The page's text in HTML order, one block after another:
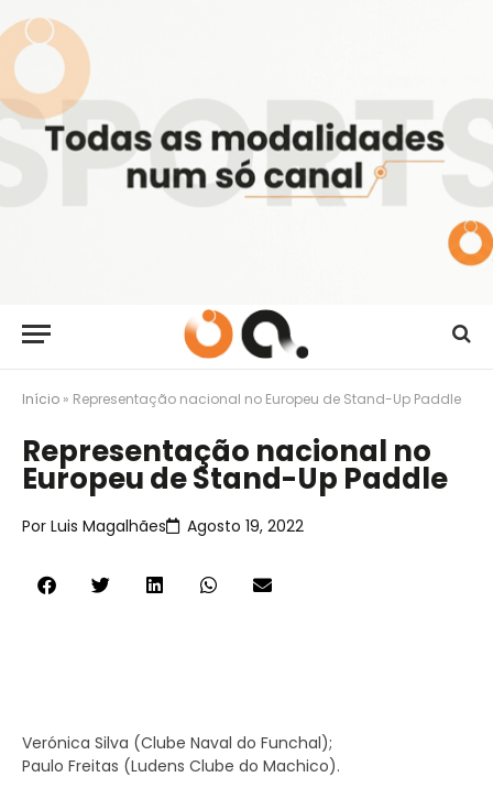
Início » Representação nacional no Europeu de Stand-Up Paddle
Representação nacional no
Europeu de Stand-Up Paddle
Por Luis Magalhães Agosto 19, 2022
Verónica Silva (Clube Naval do Funchal);
Paulo Freitas (Ludens Clube do Machico).